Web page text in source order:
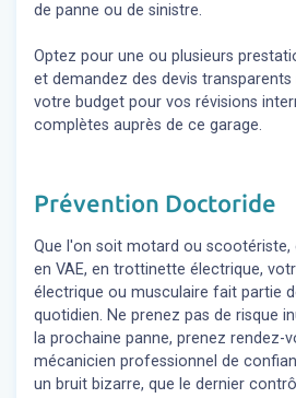
de panne ou de sinistre.
Optez pour une ou plusieurs
et demandez des devis
votre budget pour vos révisions
complètes auprès de ce garage.
Prévention Doctoride
Que l'on soit motard ou
en VAE, en trottinette électrique,
électrique ou musculaire fait partie
quotidien. Ne prenez pas de risque
la prochaine panne, prenez rendez-
mécanicien professionnel de
un bruit bizarre, que le dernier